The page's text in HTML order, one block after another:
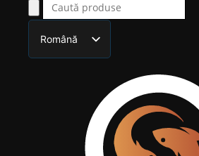
Română
English